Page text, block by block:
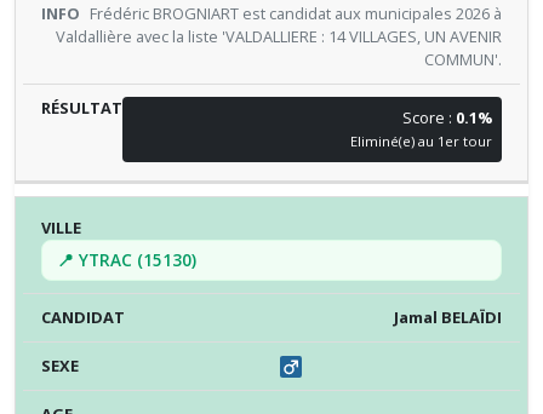
Frédéric BROGNIART est candidat aux municipales 2026 à
Valdallière avec la liste 'VALDALLIERE : 14 VILLAGES, UN AVENIR
COMMUN'.
Score : 0.1%
Eliminé(e) au 1er tour
📍 YTRAC (15130)
Jamal BELAÏDI